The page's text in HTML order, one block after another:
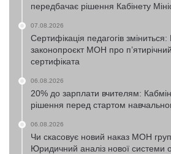
передбачає рішення Кабінету
07.08.2026
Сертифікація педагогів
законопроєкт МОН про п’ятирічний
сертифіката
06.08.2026
20% до зарплати вчителям:
рішення перед стартом
06.08.2026
Чи скасовує новий наказ МОН
Юридичний аналіз нової системи